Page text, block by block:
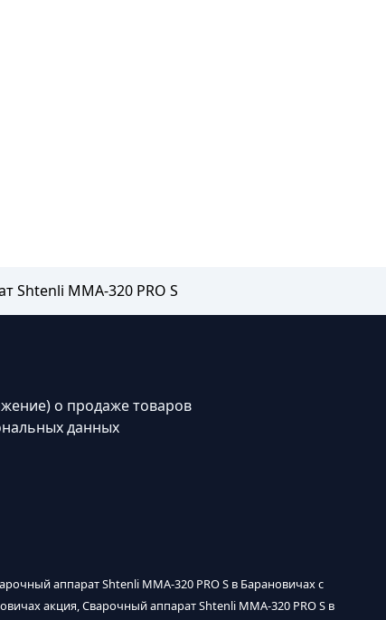
Shtenli MMA-320 PRO S
о продаже товаров
данных
аппарат Shtenli MMA-320 PRO S в Барановичах с
акция, Сварочный аппарат Shtenli MMA-320 PRO S в